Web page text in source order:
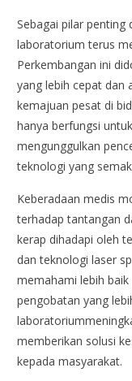
Sebagai pilar
laboratorium terus
Perkembangan ini
yang lebih cepat dan
kemajuan pesat di
hanya berfungsi
mengunggulkan
teknologi yang
Keberadaan medis
terhadap tantangan
kerap dihadapi oleh
dan teknologi laser
memahami lebih
pengobatan yang
memberikan solusi
kepada masyarakat.